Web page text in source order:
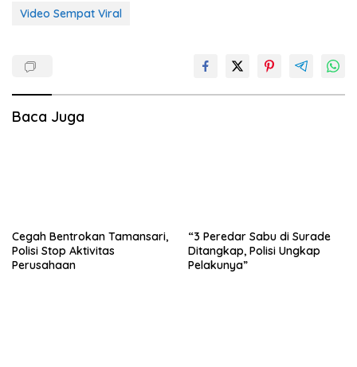
Video Sempat Viral
Baca Juga
Cegah Bentrokan Tamansari,
Polisi Stop Aktivitas
Perusahaan
“3 Peredar Sabu di Surade
Ditangkap, Polisi Ungkap
Pelakunya”